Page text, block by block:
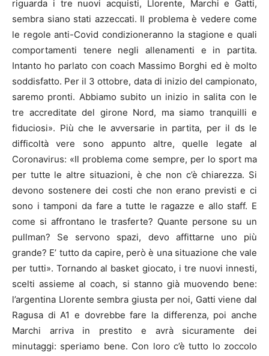
riguarda i tre nuovi acquisti, Llorente, Marchi e Gatti,
sembra siano stati azzeccati. Il problema è vedere come
le regole anti-Covid condizioneranno la stagione e quali
comportamenti tenere negli allenamenti e in partita.
Intanto ho parlato con coach Massimo Borghi ed è molto
soddisfatto. Per il 3 ottobre, data di inizio del campionato,
saremo pronti. Abbiamo subito un inizio in salita con le
tre accreditate del girone Nord, ma siamo tranquilli e
fiduciosi». Più che le avversarie in partita, per il ds le
difficoltà vere sono appunto altre, quelle legate al
Coronavirus: «Il problema come sempre, per lo sport ma
per tutte le altre situazioni, è che non c’è chiarezza. Si
devono sostenere dei costi che non erano previsti e ci
sono i tamponi da fare a tutte le ragazze e allo staff. E
come si affrontano le trasferte? Quante persone su un
pullman? Se servono spazi, devo affittarne uno più
grande? E’ tutto da capire, però è una situazione che vale
per tutti». Tornando al basket giocato, i tre nuovi innesti,
scelti assieme al coach, si stanno già muovendo bene:
l’argentina Llorente sembra giusta per noi, Gatti viene dal
Ragusa di A1 e dovrebbe fare la differenza, poi anche
Marchi arriva in prestito e avrà sicuramente dei
minutaggi: speriamo bene. Con loro c’è tutto lo zoccolo